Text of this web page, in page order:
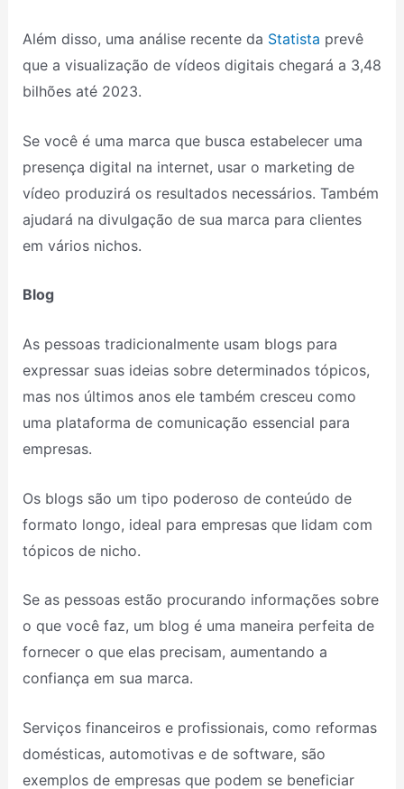
Além disso, uma análise recente da Statista prevê
que a visualização de vídeos digitais chegará a 3,48
bilhões até 2023.
Se você é uma marca que busca estabelecer uma
presença digital na internet, usar o marketing de
vídeo produzirá os resultados necessários. Também
ajudará na divulgação de sua marca para clientes
em vários nichos.
Blog
As pessoas tradicionalmente usam blogs para
expressar suas ideias sobre determinados tópicos,
mas nos últimos anos ele também cresceu como
uma plataforma de comunicação essencial para
empresas.
Os blogs são um tipo poderoso de conteúdo de
formato longo, ideal para empresas que lidam com
tópicos de nicho.
Se as pessoas estão procurando informações sobre
o que você faz, um blog é uma maneira perfeita de
fornecer o que elas precisam, aumentando a
confiança em sua marca.
Serviços financeiros e profissionais, como reformas
domésticas, automotivas e de software, são
exemplos de empresas que podem se beneficiar